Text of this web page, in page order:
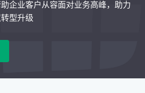
企业客户从容面对业务高峰，助力
型升级